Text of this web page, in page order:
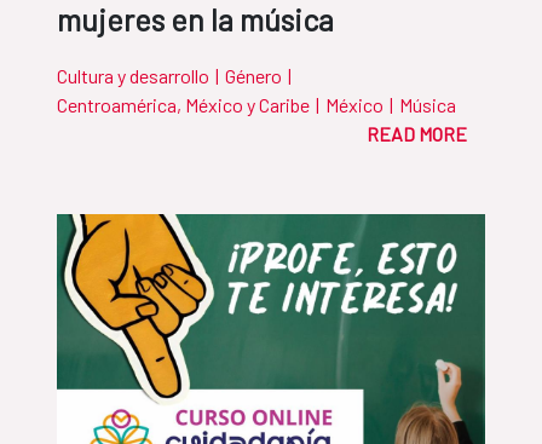
mujeres en la música
Cultura y desarrollo | Género |
Centroamérica, México y Caribe | México | Música
READ MORE